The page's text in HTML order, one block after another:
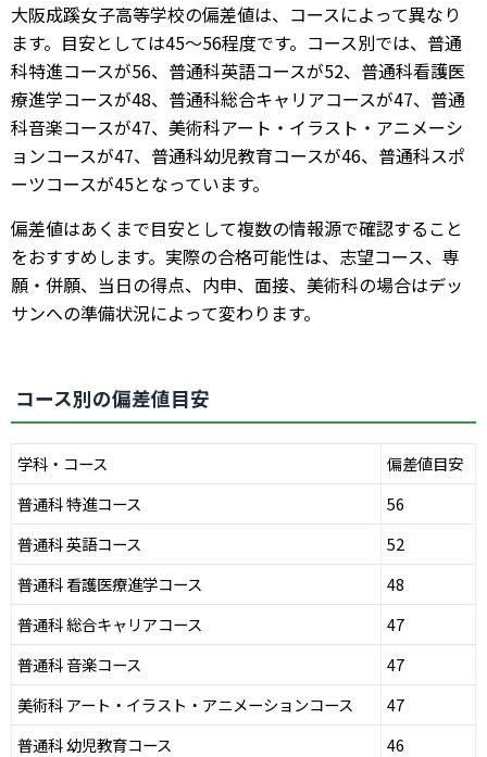
大阪成蹊女子高等学校の偏差値は、コースによって異なり
ます。目安としては45〜56程度です。コース別では、普通
科特進コースが56、普通科英語コースが52、普通科看護医
療進学コースが48、普通科総合キャリアコースが47、普通
科音楽コースが47、美術科アート・イラスト・アニメーシ
ョンコースが47、普通科幼児教育コースが46、普通科スポ
ーツコースが45となっています。
偏差値はあくまで目安として複数の情報源で確認すること
をおすすめします。実際の合格可能性は、志望コース、専
願・併願、当日の得点、内申、面接、美術科の場合はデッ
サンへの準備状況によって変わります。
コース別の偏差値目安
学科・コース
偏差値目安
普通科 特進コース
56
普通科 英語コース
52
普通科 看護医療進学コース
48
普通科 総合キャリアコース
47
普通科 音楽コース
47
美術科 アート・イラスト・アニメーションコース
47
普通科 幼児教育コース
46